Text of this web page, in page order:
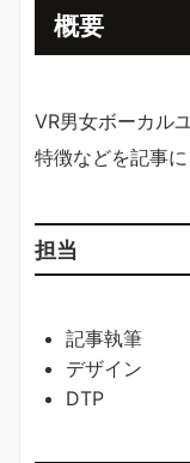
概要
VR男女ボーカル
特徴などを記事に
担当
記事執筆
デザイン
DTP